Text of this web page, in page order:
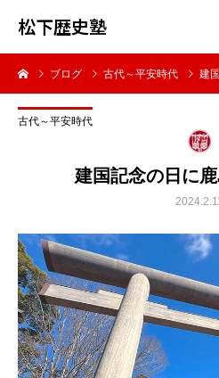
松下歴史塾
ブログ 古代～平安時代 建
古代～平安時代
建国記念の日に